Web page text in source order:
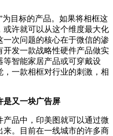
目标的产品。如果将相框这
许就可以从这个维度最大化
次问题的核心在于微信的渗
发一款战略性硬件产品做实
智能家居产品或可穿戴设
一款相框对行业的刺激，相
又一块广告屏
品中，印美图就可以通过微
。目前在一线城市的许多商